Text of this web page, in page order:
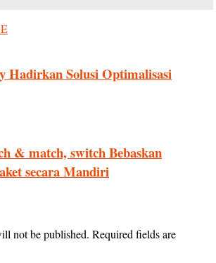
Hadirkan Solusi Optimalisasi
& match, switch Bebaskan
secara Mandiri
not be published. Required fields are